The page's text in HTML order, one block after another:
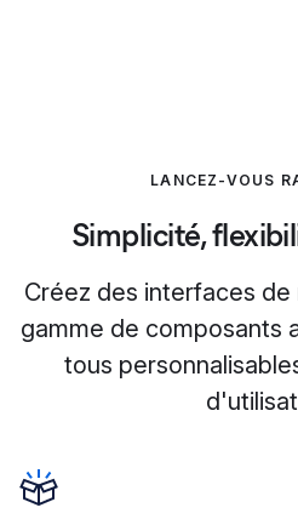
LANCEZ-VOUS
Simplicité,
Créez des interfaces
gamme de composants
tous